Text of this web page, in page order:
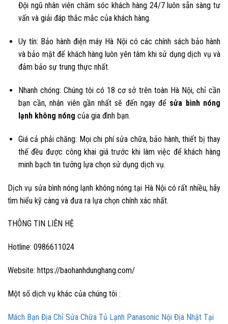
Đội ngũ nhân viên chăm sóc khách hàng 24/7 luôn sẵn sàng tư
vấn và giải đáp thắc mắc của khách hàng.
Uy tín: Bảo hành điện máy Hà Nội có các chính sách bảo hành
và bảo mật để khách hàng luôn yên tâm khi sử dụng dịch vụ và
đảm bảo sự trung thực nhất.
Nhanh chóng: Chúng tôi có 18 cơ sở trên toàn Hà Nội, chỉ cần
bạn cần, nhân viên gần nhất sẽ đến ngay để sửa bình nóng
lạnh không nóng của gia đình bạn.
Giá cả phải chăng: Mọi chi phí sửa chữa, bảo hành, thiết bị thay
thế đều được công khai giá trước khi làm việc để khách hàng
minh bạch tin tưởng lựa chọn sử dụng dịch vụ.
Dịch vụ sửa bình nóng lạnh không nóng tại Hà Nội có rất nhiều, hãy
tìm hiểu kỹ càng và đưa ra lựa chọn chính xác nhất.
THÔNG TIN LIÊN HỆ
Hotline: 0986611024
Website: https://baohanhdunghang.com/
Một số dịch vụ khác của chúng tôi :
Mách Bạn Địa Chỉ Sửa Chữa Tủ Lạnh Panasonic Nội Địa Nhật Tại